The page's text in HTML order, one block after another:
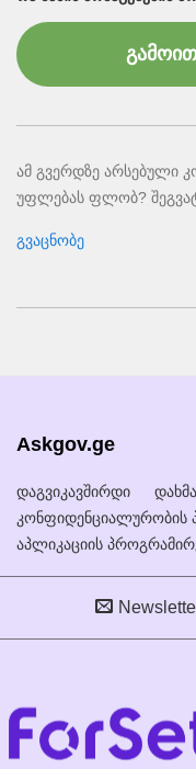
ამ გვერდზე არსებული
უფლებას ფლობ?
გვაცნობე
Askgov.ge
დაგვიკავშირდი
კონფიდენციალურობის
აპლიკაციის